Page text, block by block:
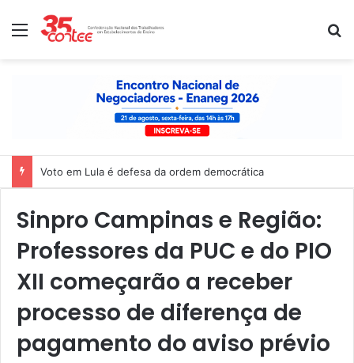
Menu
Voto em Lula é defesa da ordem democrática
Sinpro Campinas e Região:
Professores da PUC e do PIO
XII começarão a receber
processo de diferença de
pagamento do aviso prévio